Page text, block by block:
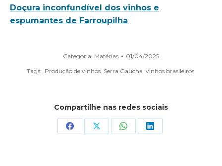
Doçura inconfundível dos vinhos e
espumantes de Farroupilha
Categoria: Matérias
01/04/2025
Tags: Produção de vinhos Serra Gaucha vinhos brasileiros
Compartilhe nas redes sociais
Share Share Share Share